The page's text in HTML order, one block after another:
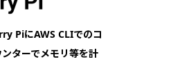
PiにAWS CLIでのコ
ターでメモリ等を計